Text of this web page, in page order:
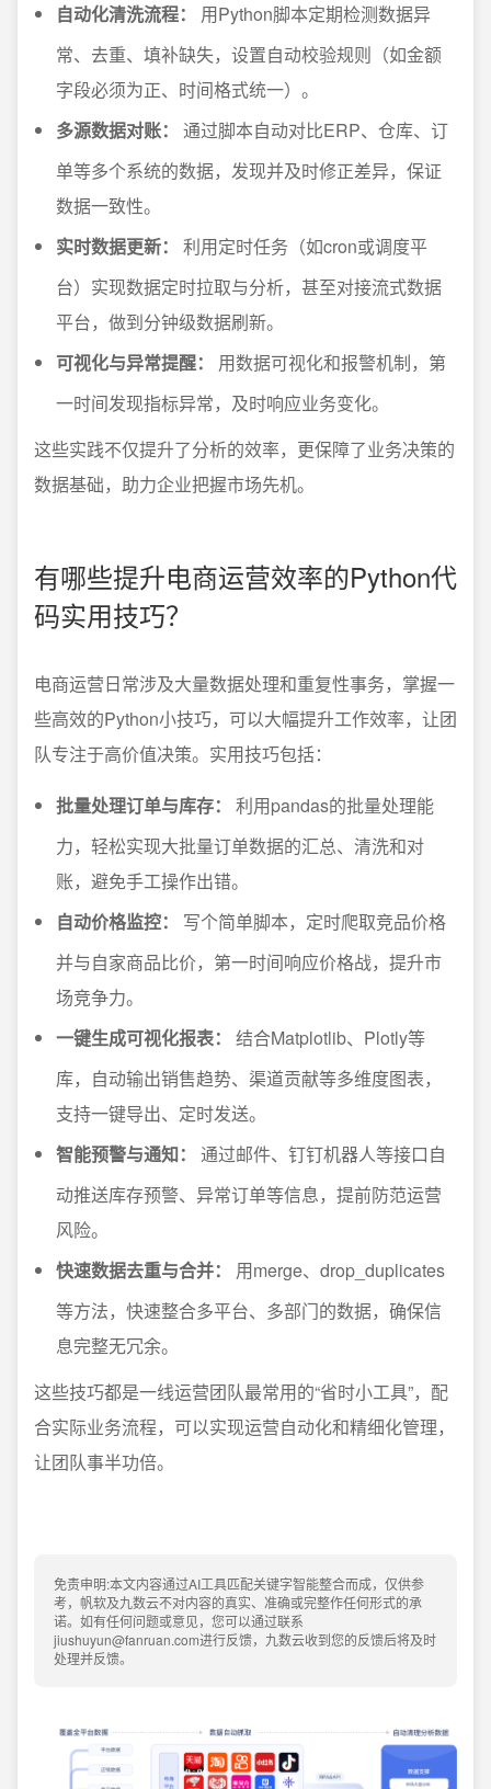
自动化清洗流程：
用Python脚本定期检测数据异
常、去重、填补缺失，设置自动校验规则（如金额
字段必须为正、时间格式统一）。
多源数据对账：
通过脚本自动对比ERP、仓库、订
单等多个系统的数据，发现并及时修正差异，保证
数据一致性。
实时数据更新：
利用定时任务（如cron或调度平
台）实现数据定时拉取与分析，甚至对接流式数据
平台，做到分钟级数据刷新。
可视化与异常提醒：
用数据可视化和报警机制，第
一时间发现指标异常，及时响应业务变化。
这些实践不仅提升了分析的效率，更保障了业务决策的
数据基础，助力企业把握市场先机。
有哪些提升电商运营效率的Python代
码实用技巧？
电商运营日常涉及大量数据处理和重复性事务，掌握一
些高效的Python小技巧，可以大幅提升工作效率，让团
队专注于高价值决策。实用技巧包括：
批量处理订单与库存：
利用pandas的批量处理能
力，轻松实现大批量订单数据的汇总、清洗和对
账，避免手工操作出错。
自动价格监控：
写个简单脚本，定时爬取竞品价格
并与自家商品比价，第一时间响应价格战，提升市
场竞争力。
一键生成可视化报表：
结合Matplotlib、Plotly等
库，自动输出销售趋势、渠道贡献等多维度图表，
支持一键导出、定时发送。
智能预警与通知：
通过邮件、钉钉机器人等接口自
动推送库存预警、异常订单等信息，提前防范运营
风险。
快速数据去重与合并：
用merge、drop_duplicates
等方法，快速整合多平台、多部门的数据，确保信
息完整无冗余。
这些技巧都是一线运营团队最常用的“省时小工具”，配
合实际业务流程，可以实现运营自动化和精细化管理，
让团队事半功倍。
免责申明:本文内容通过AI工具匹配关键字智能整合而成，仅供参
考，帆软及九数云不对内容的真实、准确或完整作任何形式的承
诺。如有任何问题或意见，您可以通过联系
jiushuyun@fanruan.com进行反馈，九数云收到您的反馈后将及时
处理并反馈。